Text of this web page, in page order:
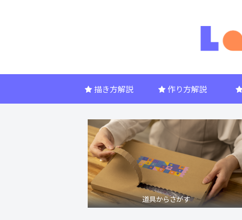
描き方解説 作り方解説
道具からさがす